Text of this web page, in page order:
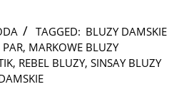
TAGGED: BLUZY DAMSKIE
, MARKOWE BLUZY
, REBEL BLUZY, SINSAY BLUZY